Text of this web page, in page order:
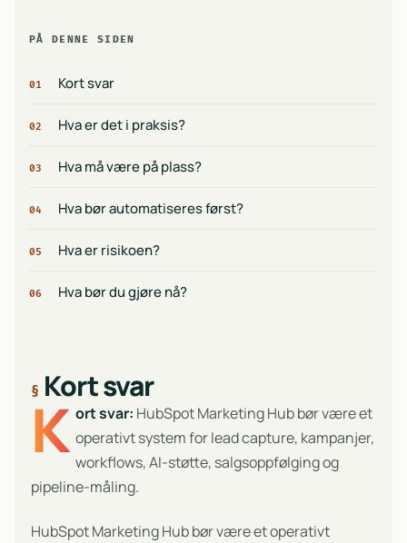
PÅ DENNE SIDEN
01 Kort svar
02 Hva er det i praksis?
03 Hva må være på plass?
04 Hva bør automatiseres først?
05 Hva er risikoen?
06 Hva bør du gjøre nå?
Kort svar
K ort svar: HubSpot Marketing Hub bør være et
operativt system for lead capture, kampanjer,
workflows, AI-støtte, salgsoppfølging og
pipeline-måling.
HubSpot Marketing Hub bør være et operativt